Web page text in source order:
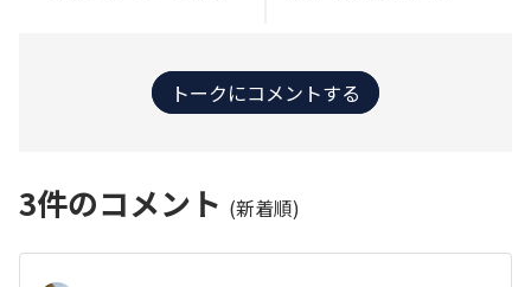
トークにコメントする
3件のコメント (新着順)